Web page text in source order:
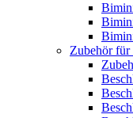
Zubehör